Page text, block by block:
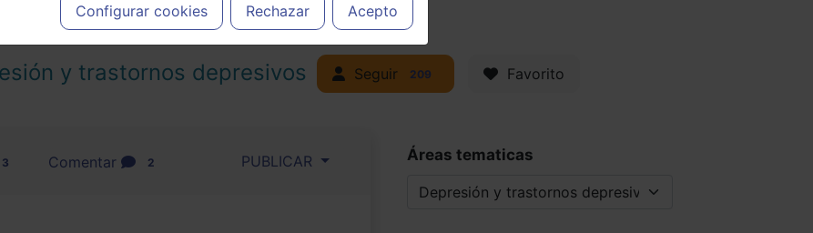
Configurar cookies Rechazar Acepto
y trastornos depresivos Seguir 209 Favorito
3 Comentar 2 PUBLICAR Áreas tematicas